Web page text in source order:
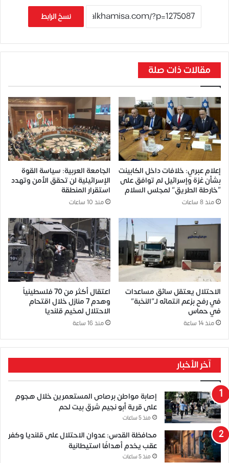
نسخ الرابط
مقالات ذات صلة
إعلام عبري: خلافات داخل الكابينت
بشأن غزة وإسرائيل لم توافق على
“خارطة الطريق” لمجلس السلام
منذ 8 ساعات
الجامعة العربية: سياسة القوة
الإسرائيلية لن تحقق الأمن وتهدد
استقرار المنطقة
منذ 10 ساعات
الاحتلال يعتقل سائق مساعدات
في رفح بزعم انتمائه لـ”النخبة”
في حماس
منذ 14 ساعة
اعتقال أكثر من 70 فلسطينياً
وهدم 7 منازل خلال اقتحام
الاحتلال لمخيم قلنديا
منذ 16 ساعة
آخر الأخبار
إصابة مواطن برصاص المستعمرين خلال هجوم
على قرية أبو نجيم شرق بيت لحم
منذ 5 ساعات
محافظة القدس: عدوان الاحتلال على قلنديا وكفر
عقب يخدم أهدافًا استيطانية
منذ 5 ساعات